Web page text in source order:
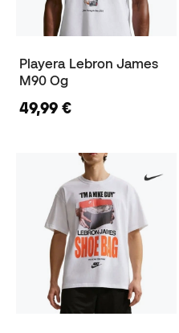
Playera Lebron James
M90 Og
49,99 €